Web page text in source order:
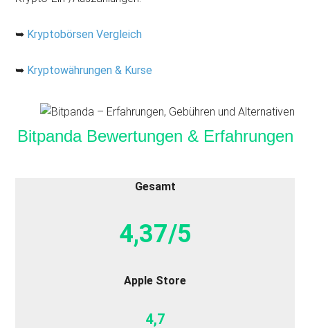
➥ Kryptobörsen Vergleich
➥ Kryptowährungen & Kurse
Bitpanda Bewertungen & Erfahrungen
Gesamt
4,37/5
Apple Store
4,7